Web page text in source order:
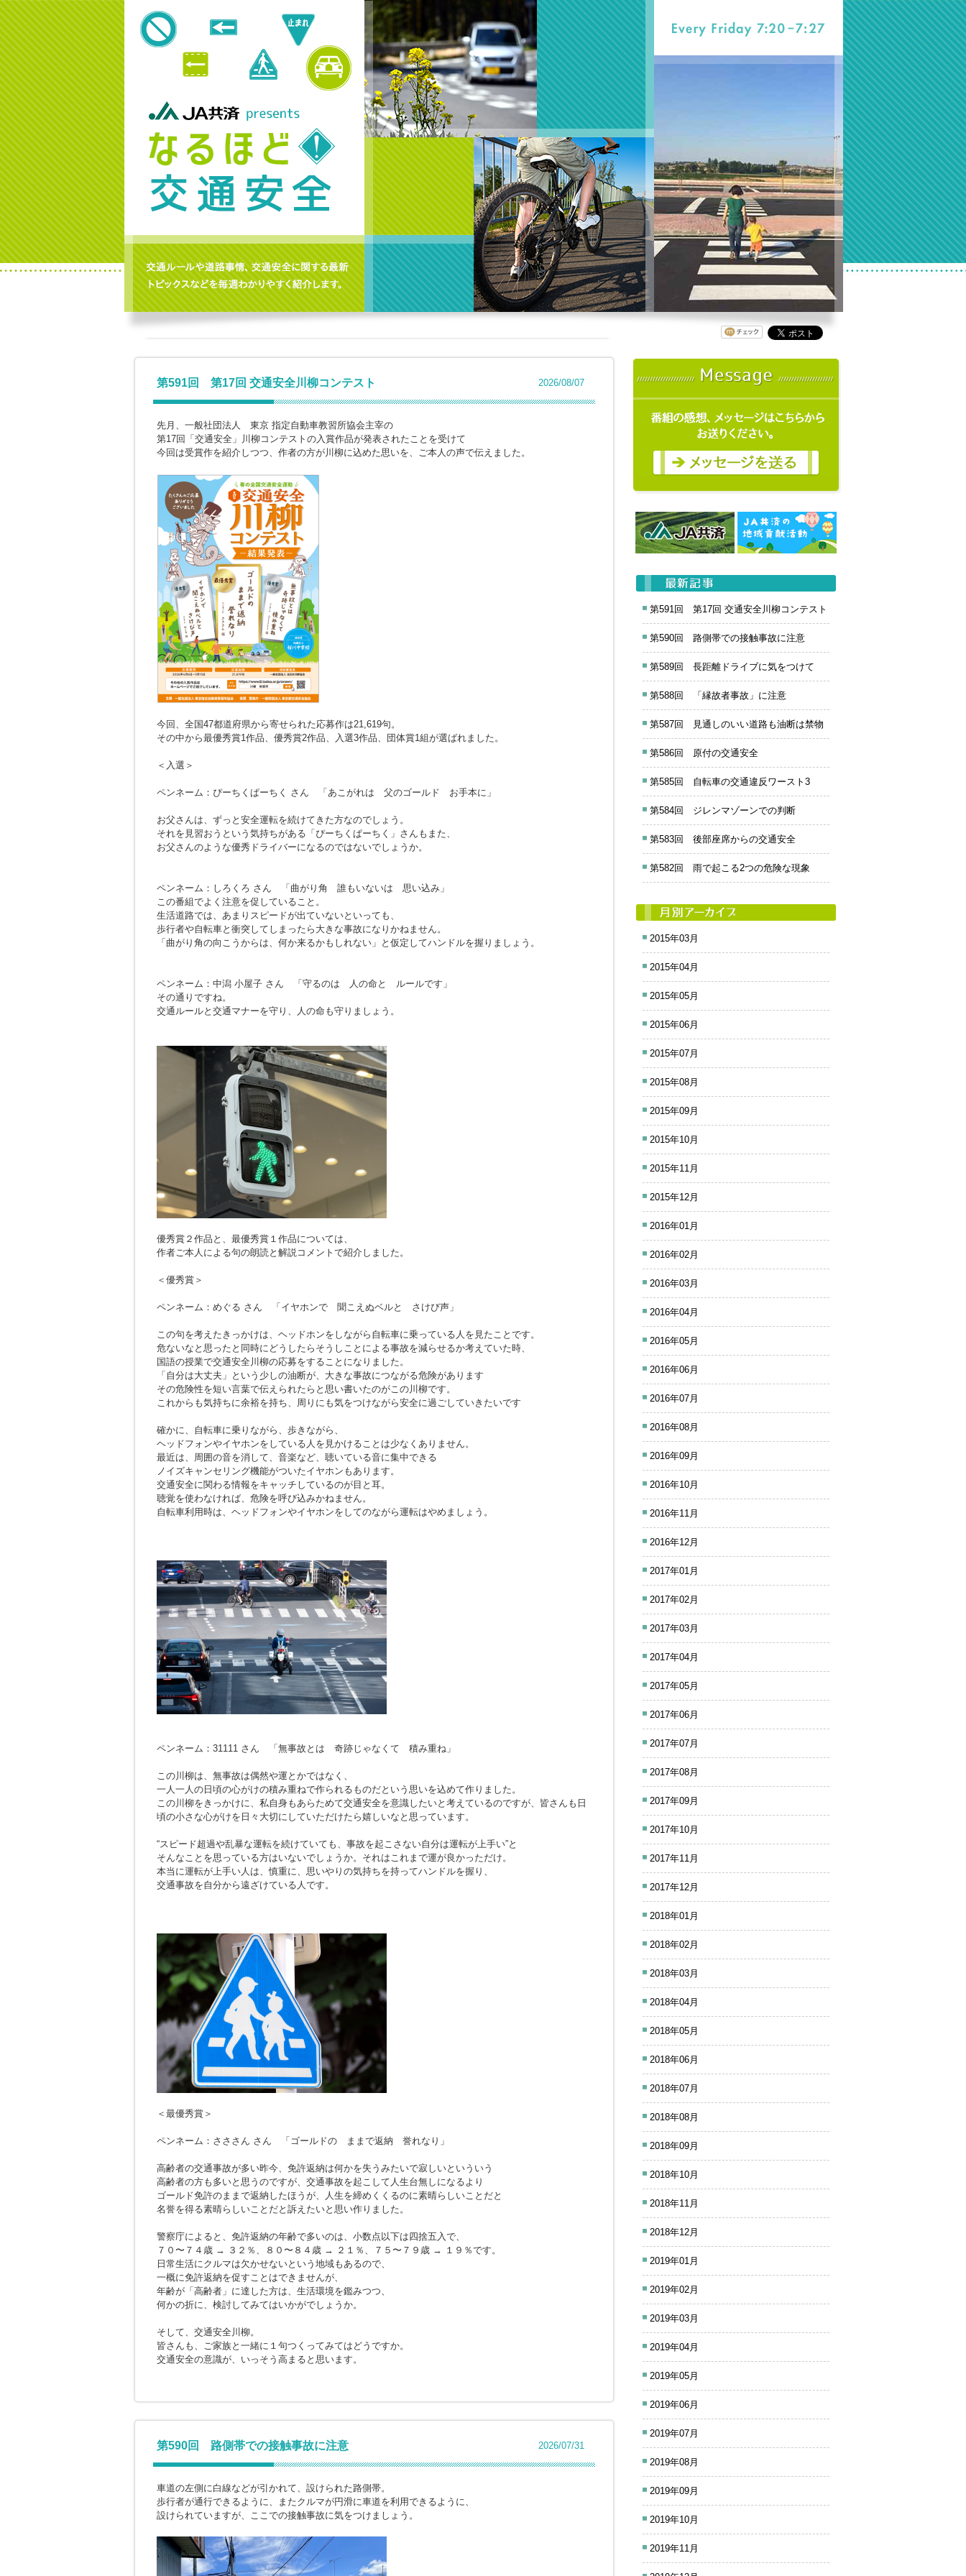
第591回 第17回 交通安全川柳コンテスト 2026/08/07
先月、一般社団法人 東京 指定自動車教習所協会主宰の
第17回「交通安全」川柳コンテストの入賞作品が発表されたことを受けて
今回は受賞作を紹介しつつ、作者の方が川柳に込めた思いを、ご本人の声で伝えました。
今回、全国47都道府県から寄せられた応募作は21,619句。
その中から最優秀賞1作品、優秀賞2作品、入選3作品、団体賞1組が選ばれました。
＜入選＞
ペンネーム：ぴーちくぱーちく さん 「あこがれは 父のゴールド お手本に」
お父さんは、ずっと安全運転を続けてきた方なのでしょう。
それを見習おうという気持ちがある「ぴーちくぱーちく」さんもまた、
お父さんのような優秀ドライバーになるのではないでしょうか。
ペンネーム：しろくろ さん
「曲がり角 誰もいないは 思い込み」
この番組でよく注意を促していること。
生活道路では、あまりスピードが出ていないといっても、
歩行者や自転車と衝突してしまったら大きな事故になりかねません。
「曲がり角の向こうからは、何か来るかもしれない」と仮定してハンドルを握りましょう。
ペンネーム：中潟 小屋子 さん 「 守るのは 人の命と ルールです」
その通りですね。
交通ルールと交通マナーを守り、人の命も守りましょう。
優秀賞２作品と、最優秀賞１作品については、
作者ご本人による句の朗読と解説コメントで紹介しました。
＜優秀賞＞
ペンネーム：めぐる さん 「イヤホンで 聞こえぬベルと さけび声」
この句を考えたきっかけは、ヘッドホンをしながら自転車に乗っている人を見たことです。
危ないなと思ったと同時にどうしたらそうしことによる事故を減らせるか考えていた時、
国語の授業で交通安全川柳の応募をすることになりました。
「自分は大丈夫」という少しの油断が、大きな事故につながる危険があります
その危険性を短い言葉で伝えられたらと思い書いたのがこの川柳です。
これからも気持ちに余裕を持ち、周りにも気をつけながら安全に過ごしていきたいです
確かに、自転車に乗りながら、歩きながら、
ヘッドフォンやイヤホンをしている人を見かけることは少なくありません。
最近は、周囲の音を消して、音楽など、聴いている音に集中できる
ノイズキャンセリング機能がついたイヤホンもあります。
交通安全に関わる情報をキャッチしているのが目と耳。
聴覚を使わなければ、危険を呼び込みかねません。
自転車利用時は、ヘッドフォンやイヤホンをしてのながら運転はやめましょう。
ペンネーム：31111 さん 「無事故とは 奇跡じゃなくて 積み重ね」
この川柳は、無事故は偶然や運とかではなく、
一人一人の日頃の心がけの積み重ねで作られるものだという思いを込めて作りました。
この川柳をきっかけに、私自身もあらためて交通安全を意識したいと考えているのですが、皆さんも日
頃の小さな心がけを日々大切にしていただけたら嬉しいなと思っています。
“スピード超過や乱暴な運転を続けていても、事故を起こさない自分は運転が上手い”と
そんなことを思っている方はいないでしょうか。それはこれまで運が良かっただけ。
本当に運転が上手い人は、慎重に、思いやりの気持ちを持ってハンドルを握り、
交通事故を自分から遠ざけている人です。
＜最優秀賞＞
ペンネーム：さささん さん 「ゴールドの ままで返納 誉れなり」
高齢者の交通事故が多い昨今、免許返納は何かを失うみたいで寂しいといういう
高齢者の方も多いと思うのですが、交通事故を起こして人生台無しになるより
ゴールド免許のままで返納したほうが、人生を締めくくるのに素晴らしいことだと
名誉を得る素晴らしいことだと訴えたいと思い作りました。
警察庁によると、免許返納の年齢で多いのは、小数点以下は四捨五入で、
７０〜７４歳 → ３２％、８０〜８４歳 → ２１％、７５〜７９歳 → １９％です。
日常生活にクルマは欠かせないという地域もあるので、
一概に免許返納を促すことはできませんが、
年齢が「高齢者」に達した方は、生活環境を鑑みつつ、
何かの折に、検討してみてはいかがでしょうか。
そして、交通安全川柳。
皆さんも、ご家族と一緒に１句つくってみてはどうですか。
交通安全の意識が、いっそう高まると思います。
第590回 路側帯での接触事故に注意 2026/07/31
車道の左側に白線などが引かれて、設けられた路側帯。
歩行者が通行できるように、またクルマが円滑に車道を利用できるように、
設けられていますが、ここでの接触事故に気をつけましょう。
第591回 第17回 交通安全川柳コンテスト
第590回 路側帯での接触事故に注意
第589回 長距離ドライブに気をつけて
第588回 「縁故者事故」に注意
第587回 見通しのいい道路も油断は禁物
第586回 原付の交通安全
第585回 自転車の交通違反ワースト3
第584回 ジレンマゾーンでの判断
第583回 後部座席からの交通安全
第582回 雨で起こる2つの危険な現象
2015年03月
2015年04月
2015年05月
2015年06月
2015年07月
2015年08月
2015年09月
2015年10月
2015年11月
2015年12月
2016年01月
2016年02月
2016年03月
2016年04月
2016年05月
2016年06月
2016年07月
2016年08月
2016年09月
2016年10月
2016年11月
2016年12月
2017年01月
2017年02月
2017年03月
2017年04月
2017年05月
2017年06月
2017年07月
2017年08月
2017年09月
2017年10月
2017年11月
2017年12月
2018年01月
2018年02月
2018年03月
2018年04月
2018年05月
2018年06月
2018年07月
2018年08月
2018年09月
2018年10月
2018年11月
2018年12月
2019年01月
2019年02月
2019年03月
2019年04月
2019年05月
2019年06月
2019年07月
2019年08月
2019年09月
2019年10月
2019年11月